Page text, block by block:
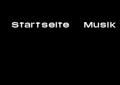
Startseite Musik